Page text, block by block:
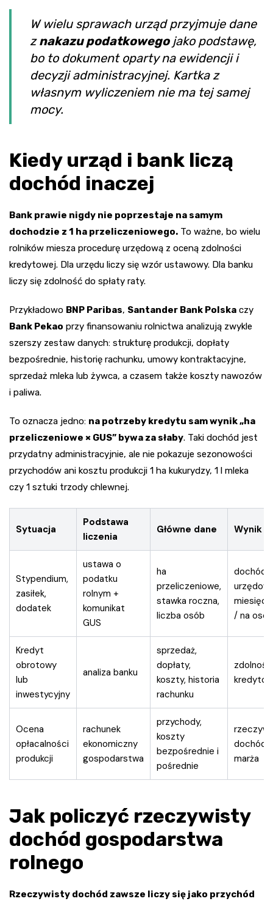
W wielu sprawach urząd przyjmuje dane
znakazu podatkowegojako podstawę,
bo to dokument oparty na ewidencji i
decyzji administracyjnej. Kartka z
własnym wyliczeniem nie ma tej samej
mocy.
Kiedy urząd i bank liczą
dochód inaczej
Bank prawie nigdy nie poprzestaje na samym
dochodzie z 1 ha przeliczeniowego. To ważne, bo wielu
rolników miesza procedurę urzędową z oceną zdolności
kredytowej. Dla urzędu liczy się wzór ustawowy. Dla banku
liczy się zdolność do spłaty raty.
Przykładowo BNP Paribas, Santander Bank Polska czy
Bank Pekao przy finansowaniu rolnictwa analizują zwykle
szerszy zestaw danych: strukturę produkcji, dopłaty
bezpośrednie, historię rachunku, umowy kontraktacyjne,
sprzedaż mleka lub żywca, a czasem także koszty nawozów
i paliwa.
To oznacza jedno: na potrzeby kredytu sam wynik „ha
przeliczeniowe × GUS” bywa za słaby. Taki dochód jest
przydatny administracyjnie, ale nie pokazuje sezonowości
przychodów ani kosztu produkcji 1 ha kukurydzy, 1 l mleka
czy 1 sztuki trzody chlewnej.
Sytuacja
Podstawa
liczenia
Główne dane Wynik
Stypendium,
zasiłek,
dodatek
ustawa o
podatku
rolnym +
komunikat
GUS
ha
przeliczeniowe,
stawka roczna,
liczba osób
dochód
/ na
Kredyt
obrotowy
lub
inwestycyjny
analiza banku
sprzedaż,
dopłaty,
koszty, historia
rachunku
zdolność
Ocena
opłacalności
produkcji
rachunek
ekonomiczny
gospodarstwa
przychody,
koszty
bezpośrednie i
pośrednie
dochód
marża
Jak policzyć rzeczywisty
dochód gospodarstwa
rolnego
Rzeczywisty dochód zawsze liczy się jako przychód